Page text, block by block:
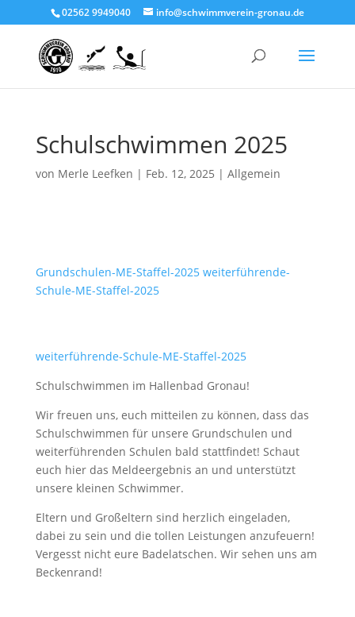
02562 9949040 info@schwimmverein-gronau.de
Schulschwimmen 2025
von Merle Leefken | Feb. 12, 2025 | Allgemein
Grundschulen-ME-Staffel-2025 weiterführende-
Schule-ME-Staffel-2025
weiterführende-Schule-ME-Staffel-2025
Schulschwimmen im Hallenbad Gronau!
Wir freuen uns, euch mitteilen zu können, dass das
Schulschwimmen für unsere Grundschulen und
weiterführenden Schulen bald stattfindet! Schaut
euch hier das Meldeergebnis an und unterstützt
unsere kleinen Schwimmer.
Eltern und Großeltern sind herzlich eingeladen,
dabei zu sein und die tollen Leistungen anzufeuern!
Vergesst nicht eure Badelatschen. Wir sehen uns am
Beckenrand!